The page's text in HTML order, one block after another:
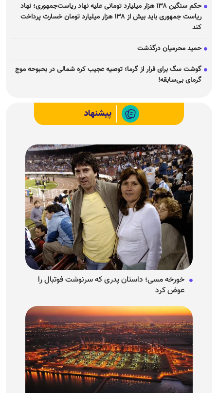
حکم سنگین ۱۳۸ هزار میلیارد تومانی علیه نهاد ریاست‌جمهوری؛ نهاد
ریاست جمهوری باید بیش از ۱۳۸ هزار میلیارد تومان خسارت پرداخت
کند
حمید محرمیان درگذشت
گوشت سگ برای فرار از گرما؛ توصیه عجیب کره شمالی در بحبوحه موج
گرمای بی‌سابقه!
پیشنهاد
خورخه مسی؛ داستان پدری که سرنوشت فوتبال را
عوض کرد